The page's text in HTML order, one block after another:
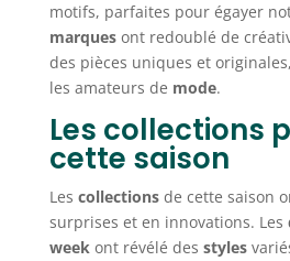
motifs, parfaites pour égayer
marquesont redoublé de
des pièces uniques et
les amateurs de mode.
Les collections
cette saison
Les collectionsde cette saison
surprises et en innovations. Les
weekont révélé des styles